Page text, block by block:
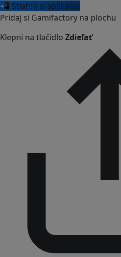
📲 Stiahni si aplikáciu
Pridaj si Gamifactory na plochu
Klepni na tlačidlo Zdieľať